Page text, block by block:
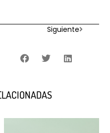
Siguiente